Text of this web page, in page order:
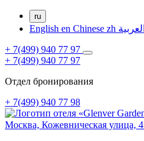
ru
English en Chinese zh
+ 7(499) 940 77 97
+ 7(499) 940 77 97
Отдел бронирования
+ 7(499) 940 77 98
Москва, Кожевническая улица, 4